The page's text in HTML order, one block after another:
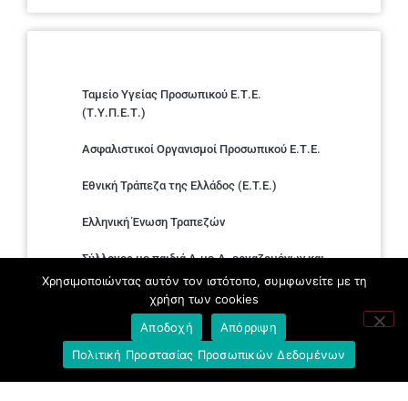
Ταμείο Υγείας Προσωπικού Ε.Τ.Ε.
(Τ.Υ.Π.Ε.Τ.)
Ασφαλιστικοί Οργανισμοί Προσωπικού Ε.Τ.Ε.
Εθνική Τράπεζα της Ελλάδος (E.T.E.)
Ελληνική Ένωση Τραπεζών
Σύλλογος με παιδιά Α.με.Α. εργαζομένων και
συνταξιούχων Ε.Τ.Ε.
Υπουργείο Εργασίας και Κοινωνικών
Υποθέσεων
Χρησιμοποιώντας αυτόν τον ιστότοπο, συμφωνείτε με τη
χρήση των cookies
Αποδοχή
Απόρριψη
Πολιτική Προστασίας Προσωπικών Δεδομένων